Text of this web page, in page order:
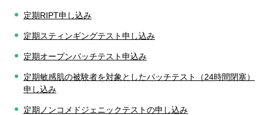
定期RIPT申し込み
定期スティンギングテスト申し込み
定期オープンパッチテスト申込み
定期敏感肌の被験者を対象としたパッチテスト（24時間閉塞）
申し込み
定期ノンコメドジェニックテストの申し込み